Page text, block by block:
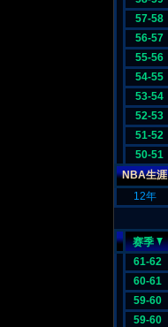
57-58
56-57
55-56
54-55
53-54
52-53
51-52
50-51
NBA生涯
12年
赛季
61-62
60-61
59-60
59-60